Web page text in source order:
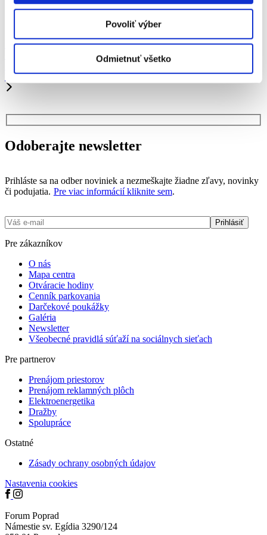
Povoliť výber
Odmietnuť všetko
výrobky z dreva a skla.
Predchádzajúci článok
Zážitkové čítanie pri stromčeku
Vianočné trhy
Odoberajte newsletter
Prihláste sa na odber noviniek a nezmeškajte žiadne zľavy, novinky
či podujatia. Pre viac informácií kliknite sem.
Pre zákazníkov
O nás
Mapa centra
Otváracie hodiny
Cenník parkovania
Darčekové poukážky
Galéria
Newsletter
Všeobecné pravidlá súťaží na sociálnych sieťach
Pre partnerov
Prenájom priestorov
Prenájom reklamných plôch
Elektro­­­energetika
Dražby
Spolupráce
Ostatné
Zásady ochrany osobných údajov
Nastavenia cookies
Forum Poprad
Námestie sv. Egídia 3290/124